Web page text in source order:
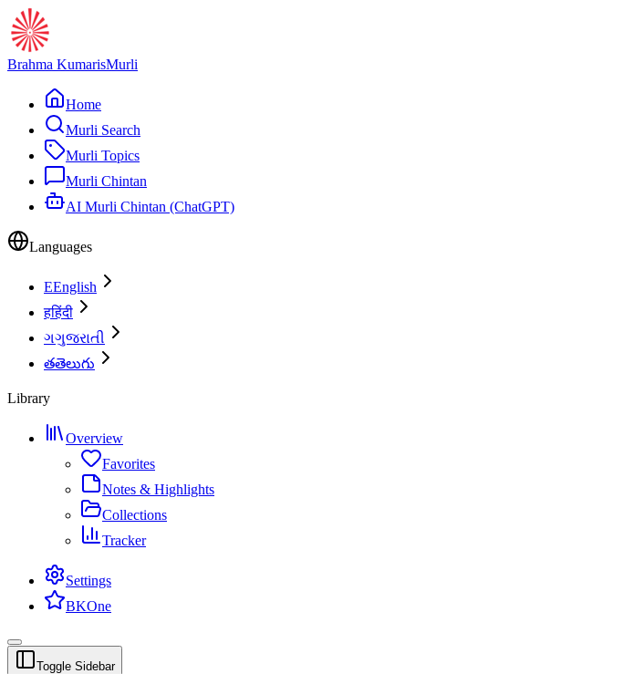
Brahma KumarisMurli
Home
Murli Search
Murli Topics
Murli Chintan
AI Murli Chintan (ChatGPT)
Languages
EEnglish
हहिंदी
ગગુજરાતી
తతెలుగు
Library
Overview
Favorites
Notes & Highlights
Collections
Tracker
Settings
BKOne
Toggle Sidebar